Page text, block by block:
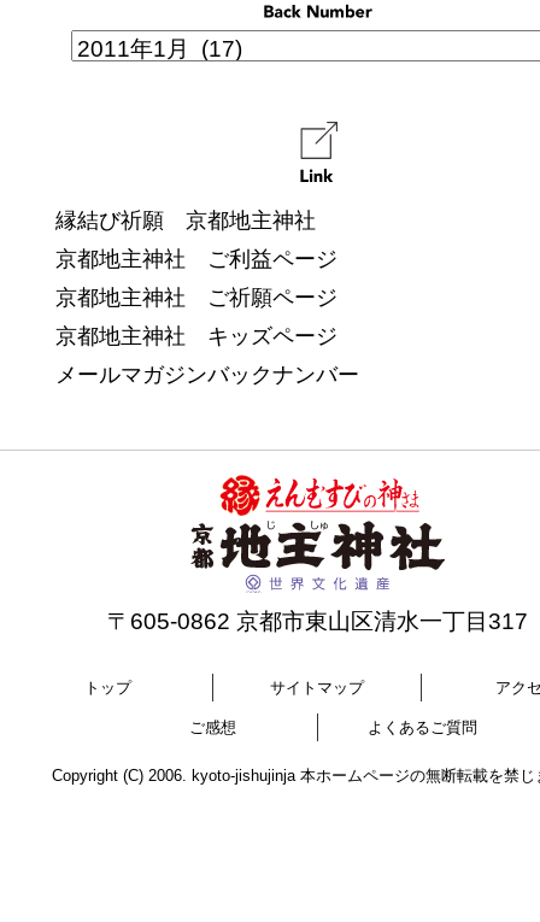
縁結び祈願 京都地主神社
京都地主神社 ご利益ページ
京都地主神社 ご祈願ページ
京都地主神社 キッズページ
メールマガジンバックナンバー
〒605-0862 京都市東山区清水一丁目317
トップ サイトマップ アク
ご感想 よくあるご質問
Copyright (C) 2006. kyoto-jishujinja 本ホームページの無断転載を禁じ